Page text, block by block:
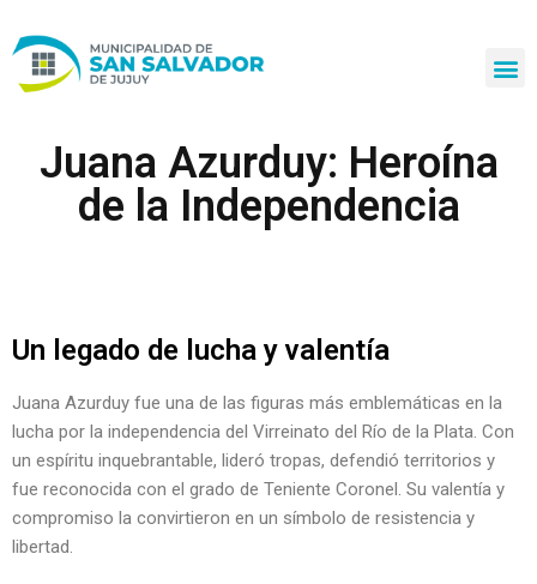
al
Juana Azurduy: Heroína
de la Independencia
Un legado de lucha y valentía
Juana Azurduy fue una de las figuras más emblemáticas en la
lucha por la independencia del Virreinato del Río de la Plata. Con
un espíritu inquebrantable, lideró tropas, defendió territorios y
fue reconocida con el grado de Teniente Coronel. Su valentía y
compromiso la convirtieron en un símbolo de resistencia y
libertad.